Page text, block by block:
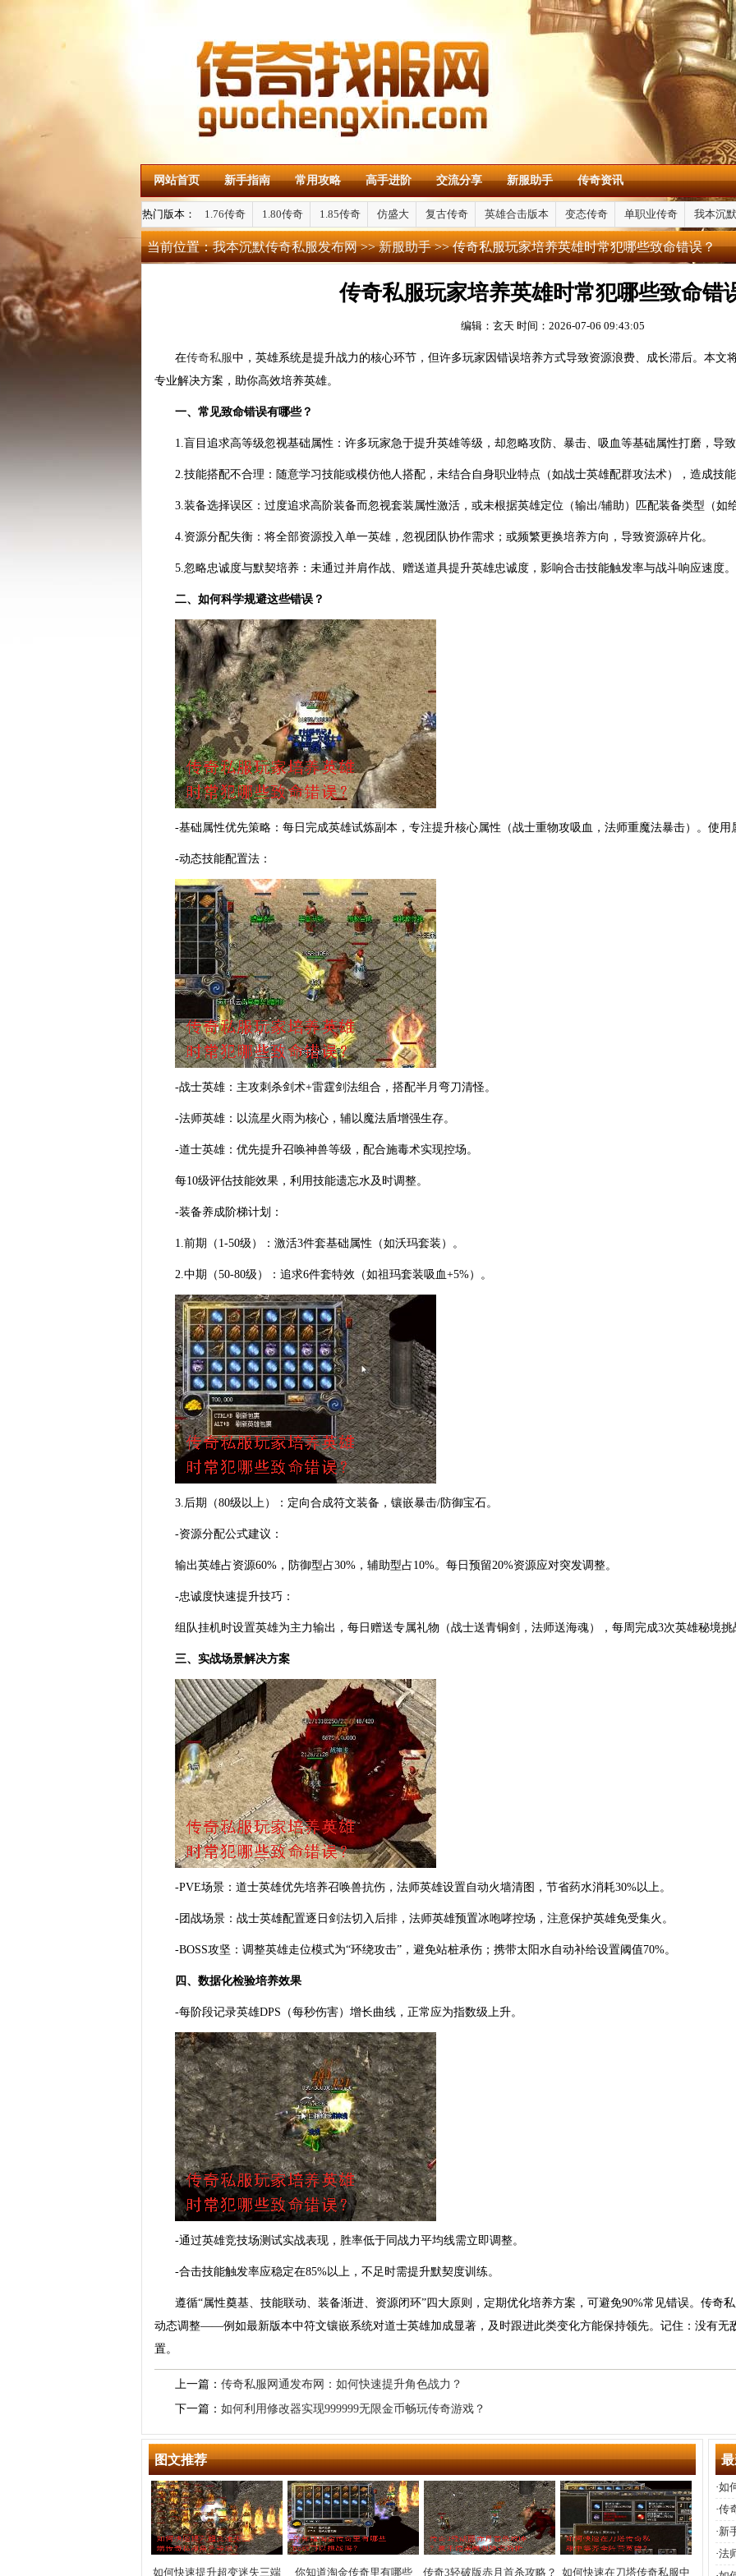
网站首页 新手指南 常用攻略 高手进阶 交流分享 新服助手 传奇资讯
热门版本： 1.76传奇 1.80传奇 1.85传奇 仿盛大 复古传奇 英雄合击版本 变态传奇 单职业传奇 我本沉默
当前位置：我本沉默传奇私服发布网>>新服助手>> 传奇私服玩家培养英雄时常犯哪些致命错误？
传奇私服玩家培养英雄时常犯哪些致命错
编辑：玄天 时间：2026-07-06 09:43:05
在传奇私服中，英雄系统是提升战力的核心环节，但许多玩家因错误培养方式导致资源浪费、成长滞后。本文
专业解决方案，助你高效培养英雄。
一、常见致命错误有哪些？
1.盲目追求高等级忽视基础属性：许多玩家急于提升英雄等级，却忽略攻防、暴击、吸血等基础属性打磨，导
2.技能搭配不合理：随意学习技能或模仿他人搭配，未结合自身职业特点（如战士英雄配群攻法术），造成技
3.装备选择误区：过度追求高阶装备而忽视套装属性激活，或未根据英雄定位（输出/辅助）匹配装备类型（如
4.资源分配失衡：将全部资源投入单一英雄，忽视团队协作需求；或频繁更换培养方向，导致资源碎片化。
5.忽略忠诚度与默契培养：未通过并肩作战、赠送道具提升英雄忠诚度，影响合击技能触发率与战斗响应速度。
二、如何科学规避这些错误？
-基础属性优先策略：每日完成英雄试炼副本，专注提升核心属性（战士重物攻吸血，法师重魔法暴击）。使
-动态技能配置法：
-战士英雄：主攻刺杀剑术+雷霆剑法组合，搭配半月弯刀清怪。
-法师英雄：以流星火雨为核心，辅以魔法盾增强生存。
-道士英雄：优先提升召唤神兽等级，配合施毒术实现控场。
每10级评估技能效果，利用技能遗忘水及时调整。
-装备养成阶梯计划：
1.前期（1-50级）：激活3件套基础属性（如沃玛套装）。
2.中期（50-80级）：追求6件套特效（如祖玛套装吸血+5%）。
3.后期（80级以上）：定向合成符文装备，镶嵌暴击/防御宝石。
-资源分配公式建议：
输出英雄占资源60%，防御型占30%，辅助型占10%。每日预留20%资源应对突发调整。
-忠诚度快速提升技巧：
组队挂机时设置英雄为主力输出，每日赠送专属礼物（战士送青铜剑，法师送海魂），每周完成3次英雄秘境挑
三、实战场景解决方案
-PVE场景：道士英雄优先培养召唤兽抗伤，法师英雄设置自动火墙清图，节省药水消耗30%以上。
-团战场景：战士英雄配置逐日剑法切入后排，法师英雄预置冰咆哮控场，注意保护英雄免受集火。
-BOSS攻坚：调整英雄走位模式为“环绕攻击”，避免站桩承伤；携带太阳水自动补给设置阈值70%。
四、数据化检验培养效果
-每阶段记录英雄DPS（每秒伤害）增长曲线，正常应为指数级上升。
-通过英雄竞技场测试实战表现，胜率低于同战力平均线需立即调整。
-合击技能触发率应稳定在85%以上，不足时需提升默契度训练。
遵循“属性奠基、技能联动、装备渐进、资源闭环”四大原则，定期优化培养方案，可避免90%常见错误。传奇
动态调整——例如最新版本中符文镶嵌系统对道士英雄加成显著，及时跟进此类变化方能保持领先。记住：没有无
置。
上一篇： 传奇私服网通发布网：如何快速提升角色战力？
下一篇： 如何利用修改器实现999999无限金币畅玩传奇游戏？
·如
戏？
·传
·新
·法
图文推荐
如何快速提升超变迷失三端 你知道淘金传奇里有哪些 传奇3轻破版赤月首杀攻略？ 如何快速在刀塔传奇私服中